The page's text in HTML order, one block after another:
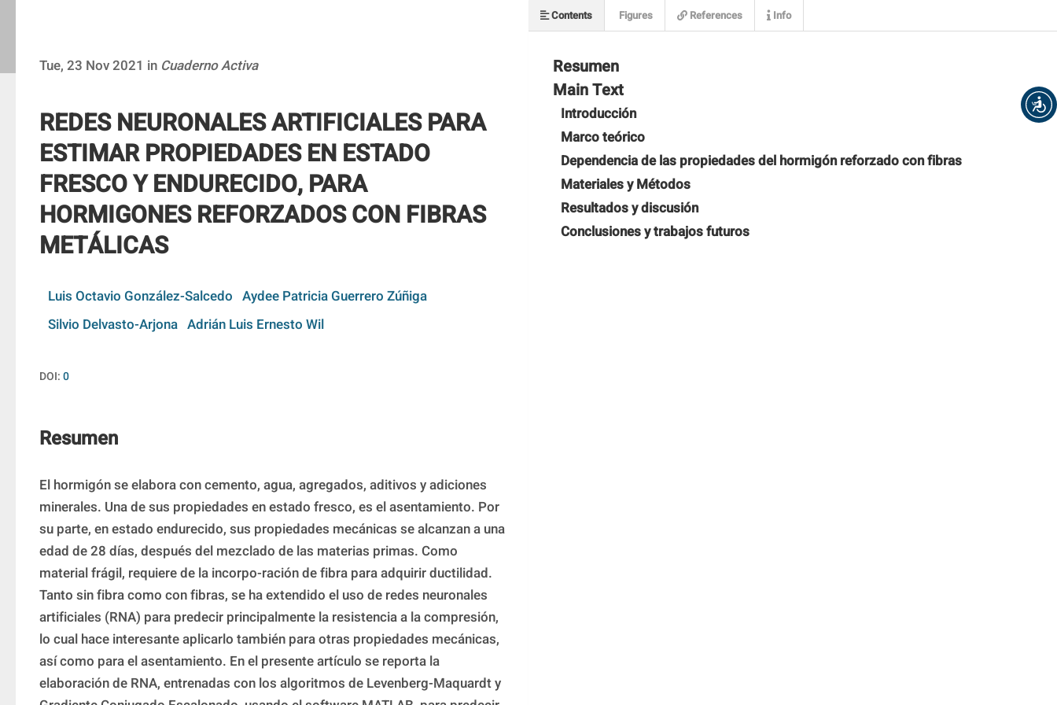
Tue, 23 Nov 2021 in Cuaderno Activa
REDES NEURONALES ARTIFICIALES PARA
ESTIMAR PROPIEDADES EN ESTADO
FRESCO Y ENDURECIDO, PARA
HORMIGONES REFORZADOS CON FIBRAS
METÁLICAS
Luis Octavio González-Salcedo Aydee Patricia Guerrero Zúñiga
Silvio Delvasto-Arjona Adrián Luis Ernesto Wil
DOI:0
Resumen
El hormigón se elabora con cemento, agua, agregados, aditivos y adiciones
minerales. Una de sus propiedades en estado fresco, es el asentamiento. Por
su parte, en estado endurecido, sus propiedades mecánicas se alcanzan a una
edad de 28 días, después del mezclado de las materias primas. Como
material frágil, requiere de la incorpo-ración de fibra para adquirir ductilidad.
Tanto sin fibra como con fibras, se ha extendido el uso de redes neuronales
artificiales (RNA) para predecir principalmente la resistencia a la compresión,
lo cual hace interesante aplicarlo también para otras propiedades mecánicas,
así como para el asentamiento. En el presente artículo se reporta la
elaboración de RNA, entrenadas con los algoritmos de Levenberg-Maquardt y
Resumen
Main Text
Introducción
Marco teórico
Dependencia de las propiedades del hormigón reforzado con fibras
Materiales y Métodos
Resultados y discusión
Conclusiones y trabajos futuros
Contents Figures References Info